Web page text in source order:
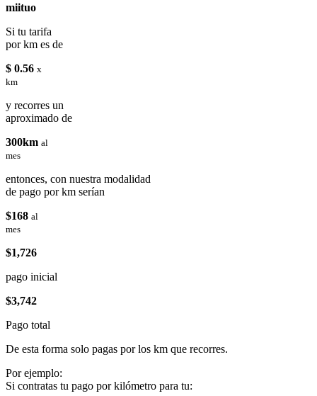
miituo
Si tu tarifa
por km es de
$ 0.56 x
km
y recorres un
aproximado de
300km al
mes
entonces, con nuestra modalidad
de pago por km serían
$168 al
mes
$1,726
pago inicial
$3,742
Pago total
De esta forma solo pagas por los km que recorres.
Por ejemplo:
Si contratas tu pago por kilómetro para tu: